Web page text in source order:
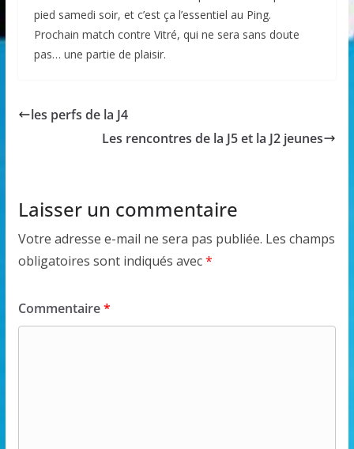
pied samedi soir, et c’est ça l’essentiel au Ping.
Prochain match contre Vitré, qui ne sera sans doute
pas… une partie de plaisir.
les perfs de la J4
Les rencontres de la J5 et la J2 jeunes
Laisser un commentaire
Votre adresse e-mail ne sera pas publiée. Les champs
obligatoires sont indiqués avec*
Commentaire*